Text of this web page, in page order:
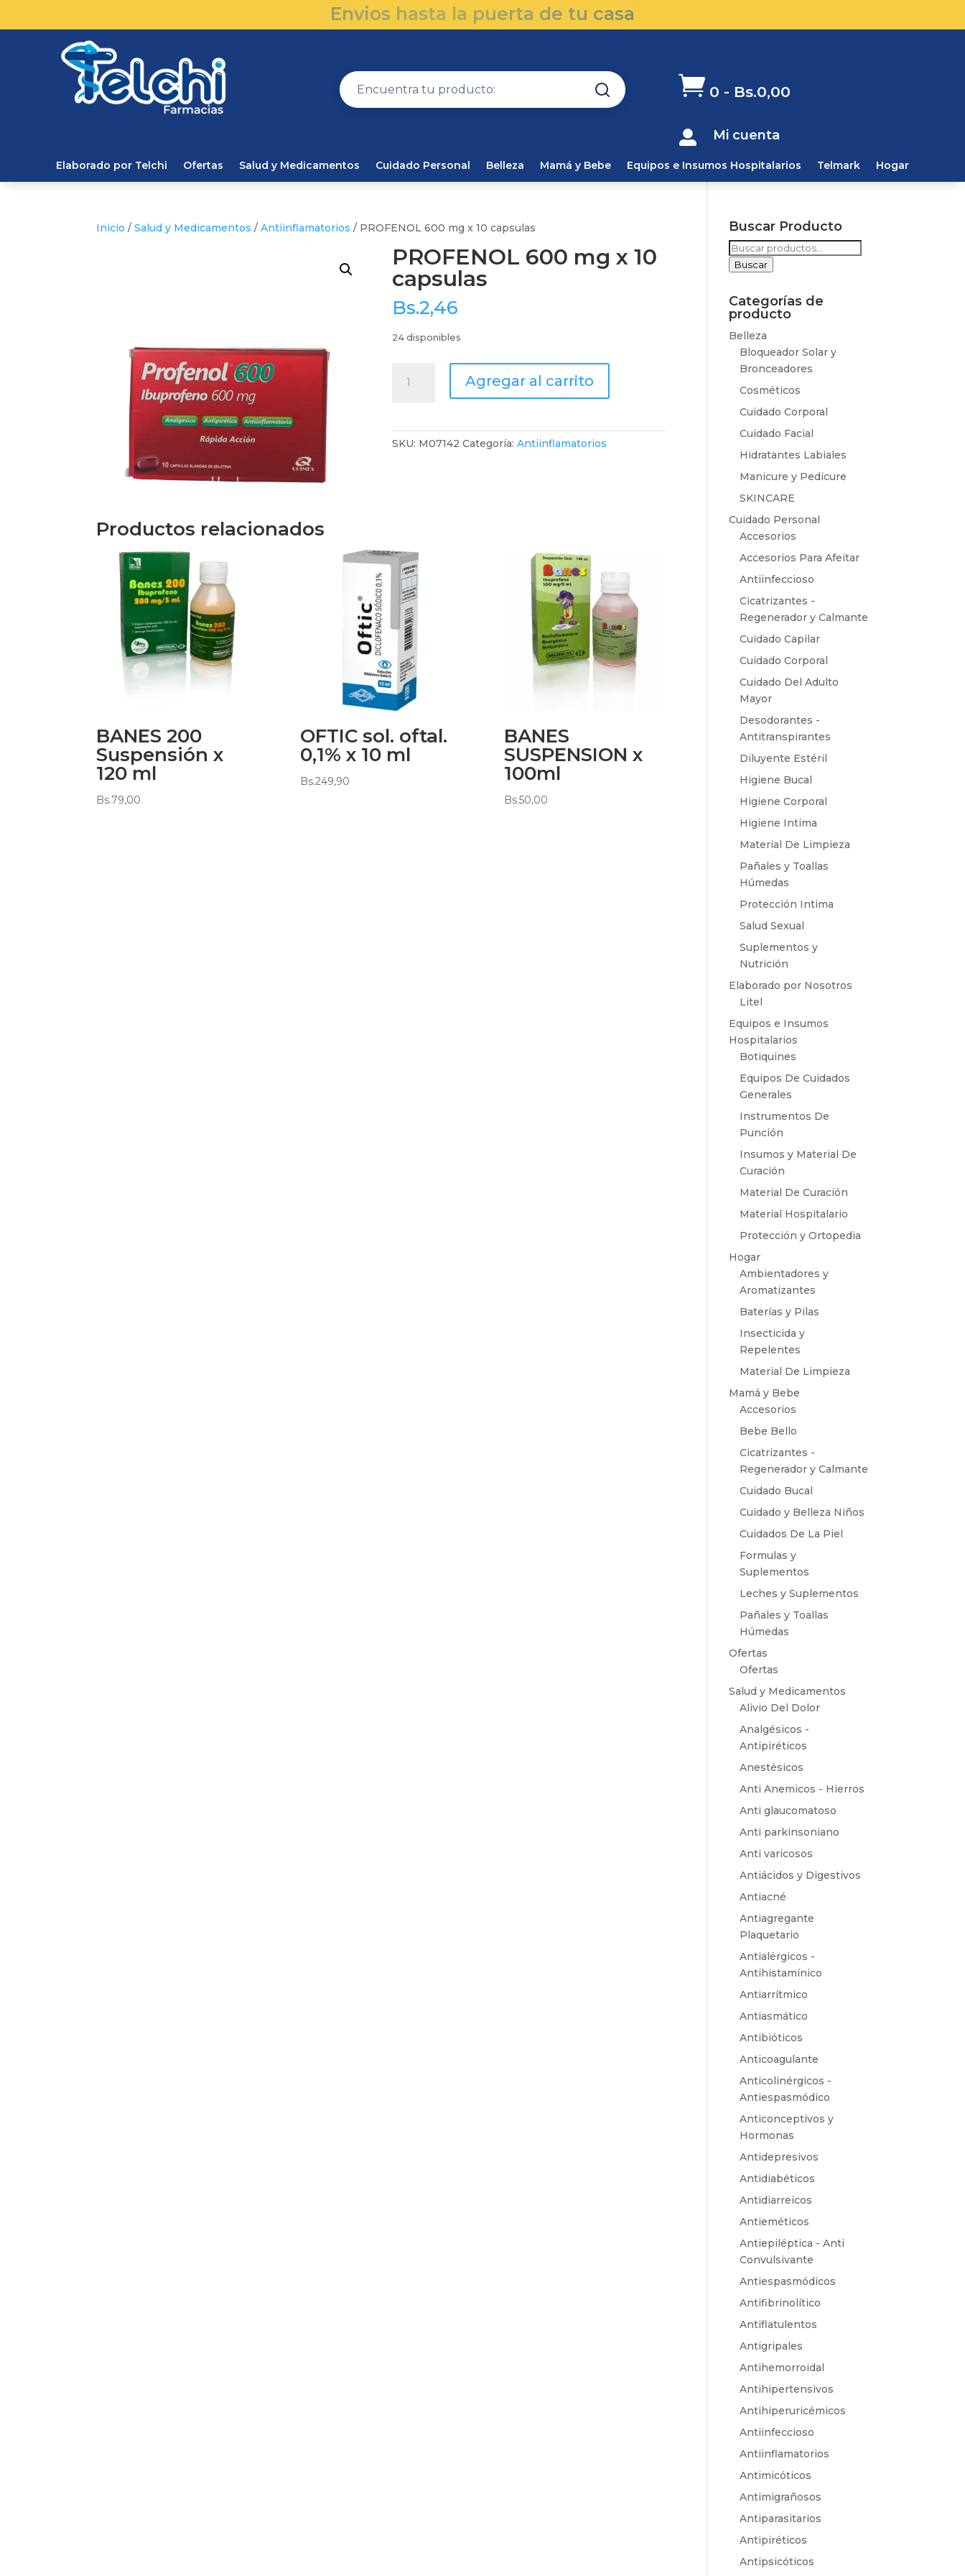
Envios hasta la puerta de tu casa
 0 - Bs.0,00
 Mi cuenta
Elaborado por Telchi Ofertas Salud y Medicamentos Cuidado Personal Belleza Mamá y Bebe Equipos e Insumos Hospitalarios Telmark Hogar
Inicio /Salud y Medicamentos /Antiinflamatorios / PROFENOL 600 mg x 10 capsulas
PROFENOL 600 mg x 10
capsulas
Bs.2,46
24 disponibles
600
Agregar al carrito
SKU: M07142 Categoría:Antiinflamatorios
Productos relacionados
BANES 200
Suspensión x
120 ml
Bs.79,00
OFTIC sol. oftal.
0,1% x 10 ml
Bs.249,90
BANES
SUSPENSION x
100ml
Bs.50,00
Buscar Producto
Buscar
por:
Buscar
Categorías de
producto
Belleza
Bloqueador Solar y
Bronceadores
Cosméticos
Cuidado Corporal
Cuidado Facial
Hidratantes Labiales
Manicure y Pedicure
SKINCARE
Cuidado Personal
Accesorios
Accesorios Para Afeitar
Antiinfeccioso
Cicatrizantes -
Regenerador y Calmante
Cuidado Capilar
Cuidado Corporal
Cuidado Del Adulto
Mayor
Desodorantes -
Antitranspirantes
Diluyente Estéril
Higiene Bucal
Higiene Corporal
Higiene Intima
Material De Limpieza
Pañales y Toallas
Húmedas
Protección Intima
Salud Sexual
Suplementos y
Nutrición
Elaborado por Nosotros
Litel
Equipos e Insumos
Hospitalarios
Botiquines
Equipos De Cuidados
Generales
Instrumentos De
Punción
Insumos y Material De
Curación
Material De Curación
Material Hospitalario
Protección y Ortopedia
Hogar
Ambientadores y
Aromatizantes
Baterías y Pilas
Insecticida y
Repelentes
Material De Limpieza
Mamá y Bebe
Accesorios
Bebe Bello
Cicatrizantes -
Regenerador y Calmante
Cuidado Bucal
Cuidado y Belleza Niños
Cuidados De La Piel
Formulas y
Suplementos
Leches y Suplementos
Pañales y Toallas
Húmedas
Ofertas
Ofertas
Salud y Medicamentos
Alivio Del Dolor
Analgésicos -
Antipiréticos
Anestésicos
Anti Anemicos - Hierros
Anti glaucomatoso
Anti parkinsoniano
Anti varicosos
Antiácidos y Digestivos
Antiacné
Antiagregante
Plaquetario
Antialérgicos -
Antihistamínico
Antiarrítmico
Antiasmático
Antibióticos
Anticoagulante
Anticolinérgicos -
Antiespasmódico
Anticonceptivos y
Hormonas
Antidepresivos
Antidiabéticos
Antidiarreicos
Antieméticos
Antiepiléptica - Anti
Convulsivante
Antiespasmódicos
Antifibrinolítico
Antiflatulentos
Antigripales
Antihemorroidal
Antihipertensivos
Antihiperuricémicos
Antiinfeccioso
Antiinflamatorios
Antimicóticos
Antimigrañosos
Antiparasitarios
Antipiréticos
Antipsicóticos